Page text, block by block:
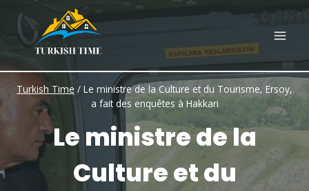
content
Turkish Time / Le ministre de la Culture et du Tourisme, Ersoy,
a fait des enquêtes à Hakkari
Le ministre de la
Culture et du